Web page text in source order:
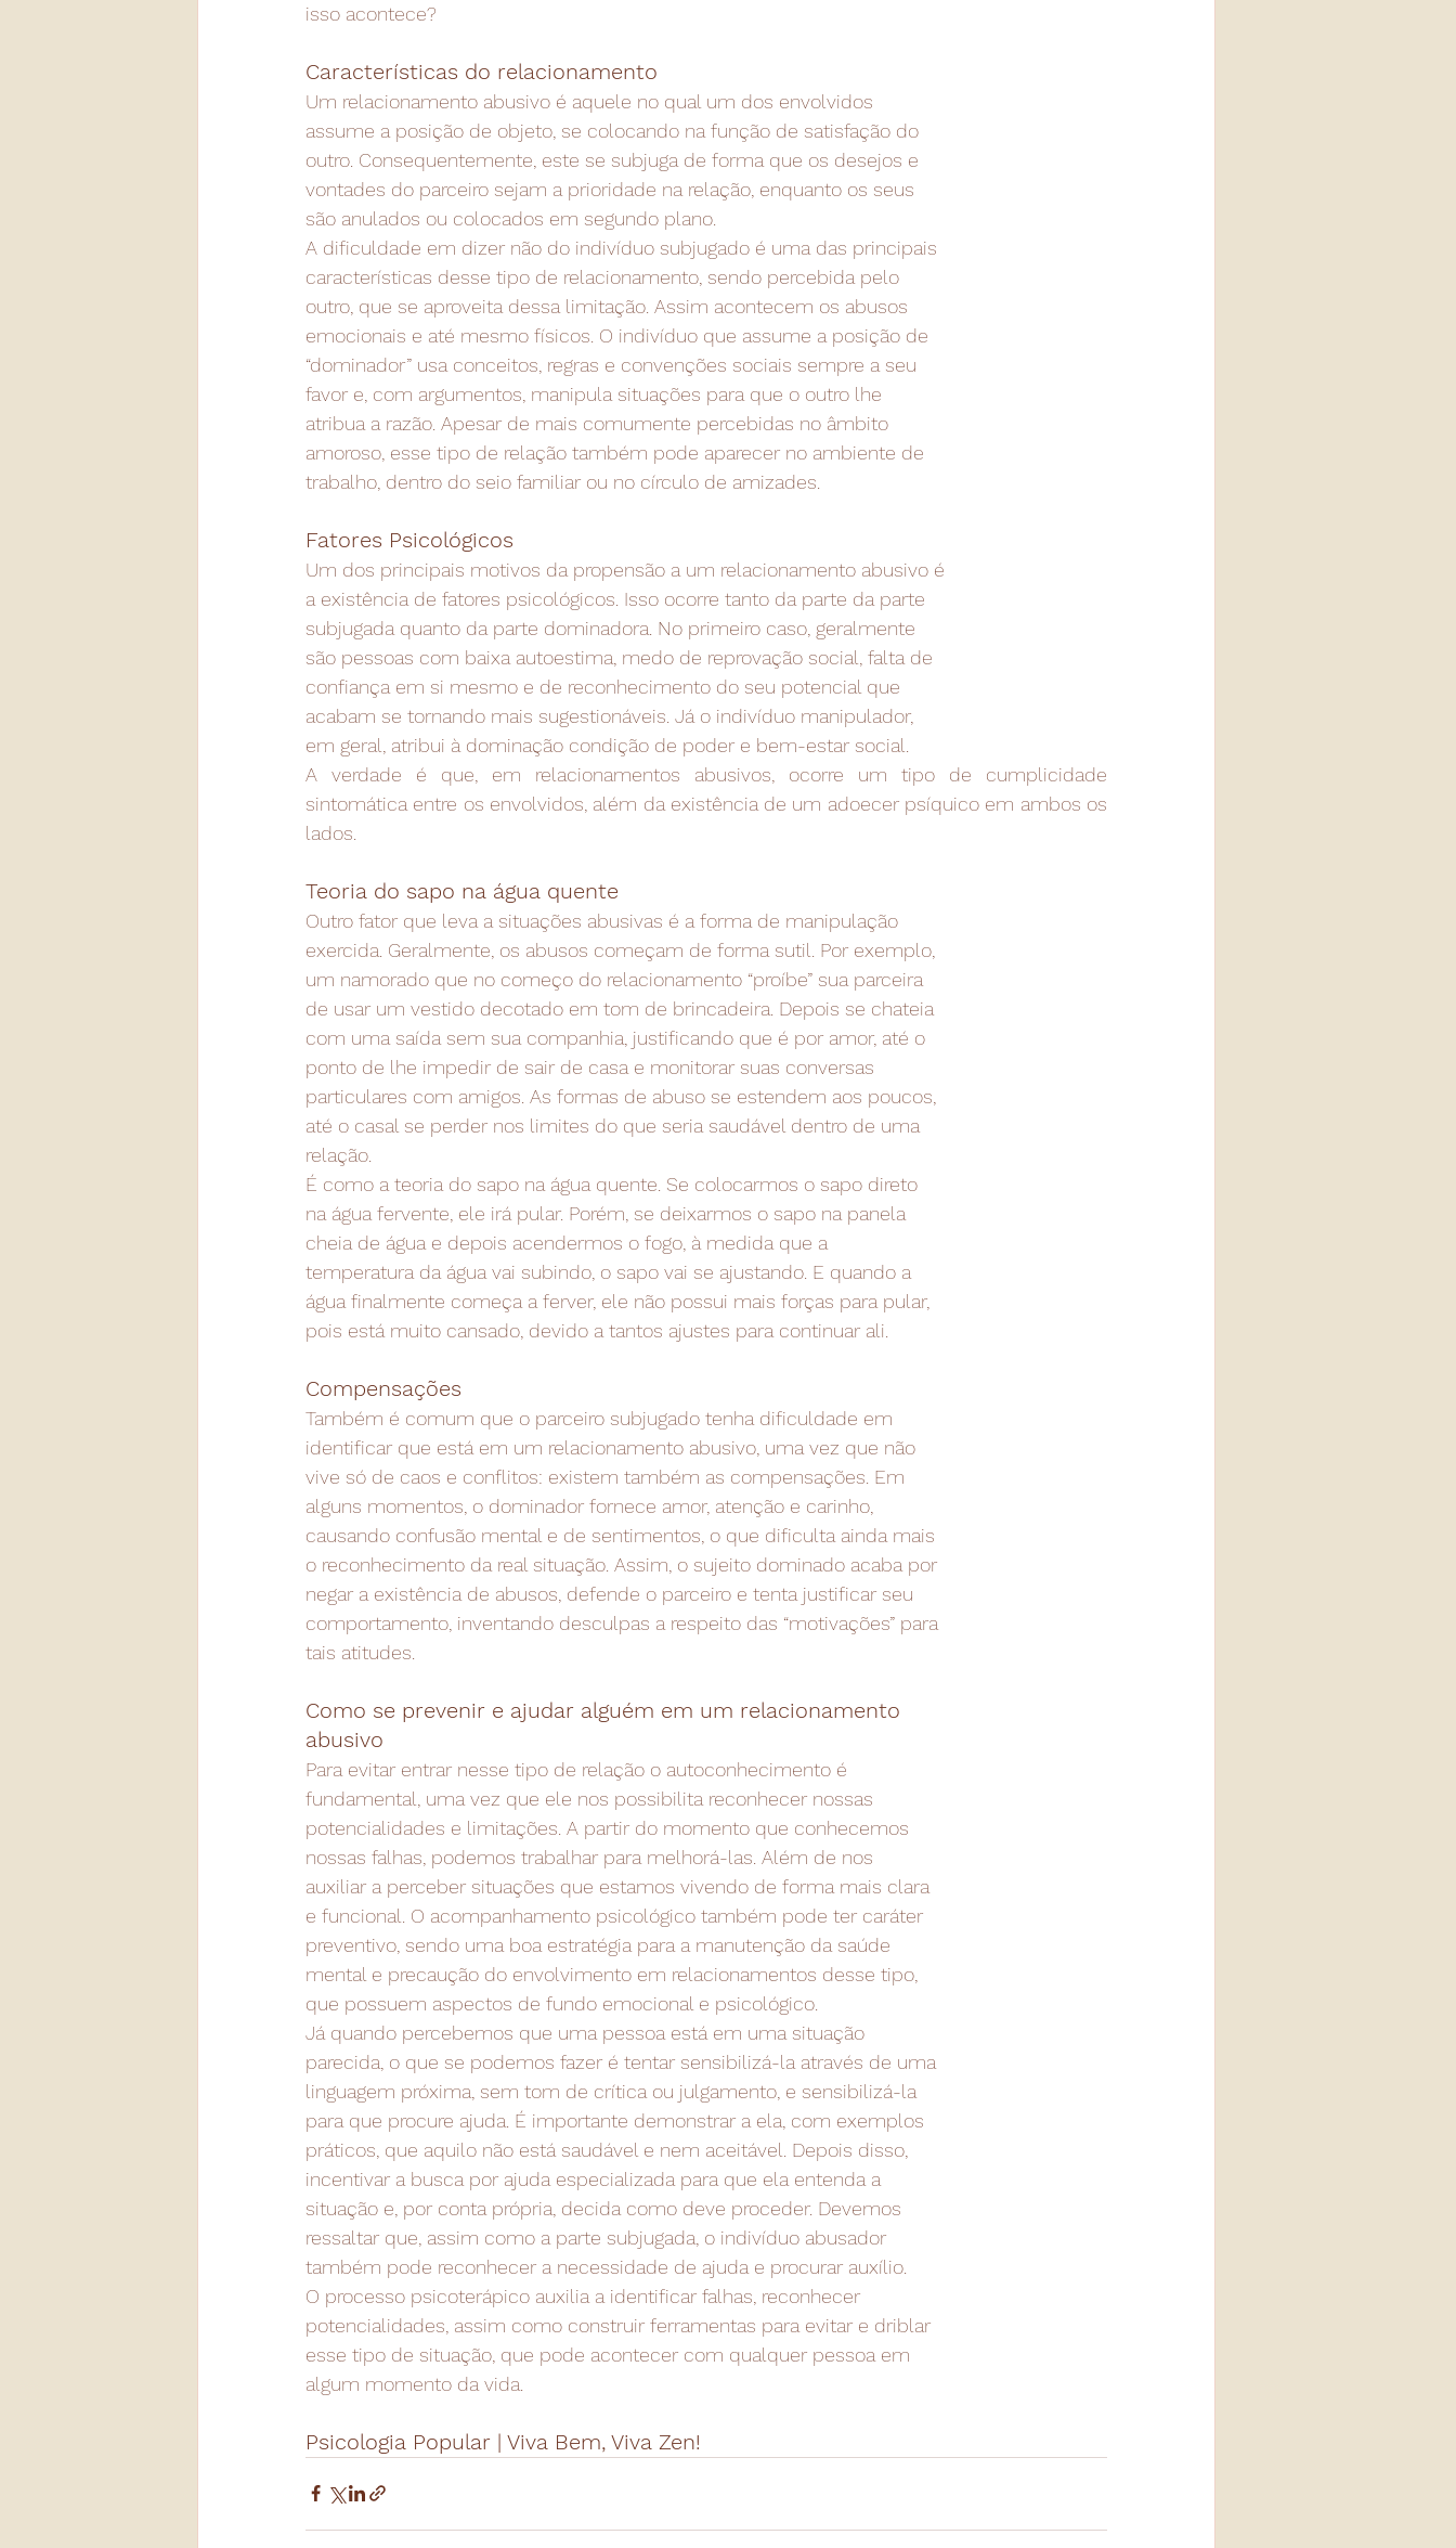
isso acontece?
Características do relacionamento
Um relacionamento abusivo é aquele no qual um dos envolvidos
assume a posição de objeto, se colocando na função de satisfação do
outro. Consequentemente, este se subjuga de forma que os desejos e
vontades do parceiro sejam a prioridade na relação, enquanto os seus
são anulados ou colocados em segundo plano.
A dificuldade em dizer não do indivíduo subjugado é uma das principais
características desse tipo de relacionamento, sendo percebida pelo
outro, que se aproveita dessa limitação. Assim acontecem os abusos
emocionais e até mesmo físicos. O indivíduo que assume a posição de
“dominador” usa conceitos, regras e convenções sociais sempre a seu
favor e, com argumentos, manipula situações para que o outro lhe
atribua a razão. Apesar de mais comumente percebidas no âmbito
amoroso, esse tipo de relação também pode aparecer no ambiente de
trabalho, dentro do seio familiar ou no círculo de amizades.
Fatores Psicológicos
Um dos principais motivos da propensão a um relacionamento abusivo é
a existência de fatores psicológicos. Isso ocorre tanto da parte da parte
subjugada quanto da parte dominadora. No primeiro caso, geralmente
são pessoas com baixa autoestima, medo de reprovação social, falta de
confiança em si mesmo e de reconhecimento do seu potencial que
acabam se tornando mais sugestionáveis. Já o indivíduo manipulador,
em geral, atribui à dominação condição de poder e bem-estar social.
A verdade é que, em relacionamentos abusivos, ocorre um tipo de cumplicidade
sintomática entre os envolvidos, além da existência de um adoecer psíquico em ambos os
lados.
Teoria do sapo na água quente
Outro fator que leva a situações abusivas é a forma de manipulação
exercida. Geralmente, os abusos começam de forma sutil. Por exemplo,
um namorado que no começo do relacionamento “proíbe” sua parceira
de usar um vestido decotado em tom de brincadeira. Depois se chateia
com uma saída sem sua companhia, justificando que é por amor, até o
ponto de lhe impedir de sair de casa e monitorar suas conversas
particulares com amigos. As formas de abuso se estendem aos poucos,
até o casal se perder nos limites do que seria saudável dentro de uma
relação.
É como a teoria do sapo na água quente. Se colocarmos o sapo direto
na água fervente, ele irá pular. Porém, se deixarmos o sapo na panela
cheia de água e depois acendermos o fogo, à medida que a
temperatura da água vai subindo, o sapo vai se ajustando. E quando a
água finalmente começa a ferver, ele não possui mais forças para pular,
pois está muito cansado, devido a tantos ajustes para continuar ali.
Compensações
Também é comum que o parceiro subjugado tenha dificuldade em
identificar que está em um relacionamento abusivo, uma vez que não
vive só de caos e conflitos: existem também as compensações. Em
alguns momentos, o dominador fornece amor, atenção e carinho,
causando confusão mental e de sentimentos, o que dificulta ainda mais
o reconhecimento da real situação. Assim, o sujeito dominado acaba por
negar a existência de abusos, defende o parceiro e tenta justificar seu
comportamento, inventando desculpas a respeito das “motivações” para
tais atitudes.
Como se prevenir e ajudar alguém em um relacionamento
abusivo
Para evitar entrar nesse tipo de relação o autoconhecimento é
fundamental, uma vez que ele nos possibilita reconhecer nossas
potencialidades e limitações. A partir do momento que conhecemos
nossas falhas, podemos trabalhar para melhorá-las. Além de nos
auxiliar a perceber situações que estamos vivendo de forma mais clara
e funcional. O acompanhamento psicológico também pode ter caráter
preventivo, sendo uma boa estratégia para a manutenção da saúde
mental e precaução do envolvimento em relacionamentos desse tipo,
que possuem aspectos de fundo emocional e psicológico.
Já quando percebemos que uma pessoa está em uma situação
parecida, o que se podemos fazer é tentar sensibilizá-la através de uma
linguagem próxima, sem tom de crítica ou julgamento, e sensibilizá-la
para que procure ajuda. É importante demonstrar a ela, com exemplos
práticos, que aquilo não está saudável e nem aceitável. Depois disso,
incentivar a busca por ajuda especializada para que ela entenda a
situação e, por conta própria, decida como deve proceder. Devemos
ressaltar que, assim como a parte subjugada, o indivíduo abusador
também pode reconhecer a necessidade de ajuda e procurar auxílio.
O processo psicoterápico auxilia a identificar falhas, reconhecer
potencialidades, assim como construir ferramentas para evitar e driblar
esse tipo de situação, que pode acontecer com qualquer pessoa em
algum momento da vida.
Psicologia Popular | Viva Bem, Viva Zen!